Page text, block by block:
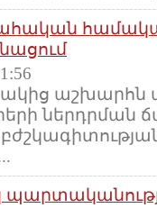
աշխարհն